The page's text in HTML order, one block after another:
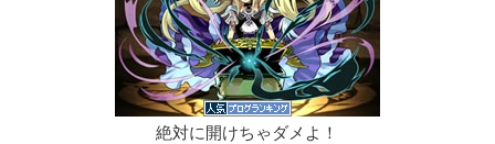
絶対に開けちゃダメよ！